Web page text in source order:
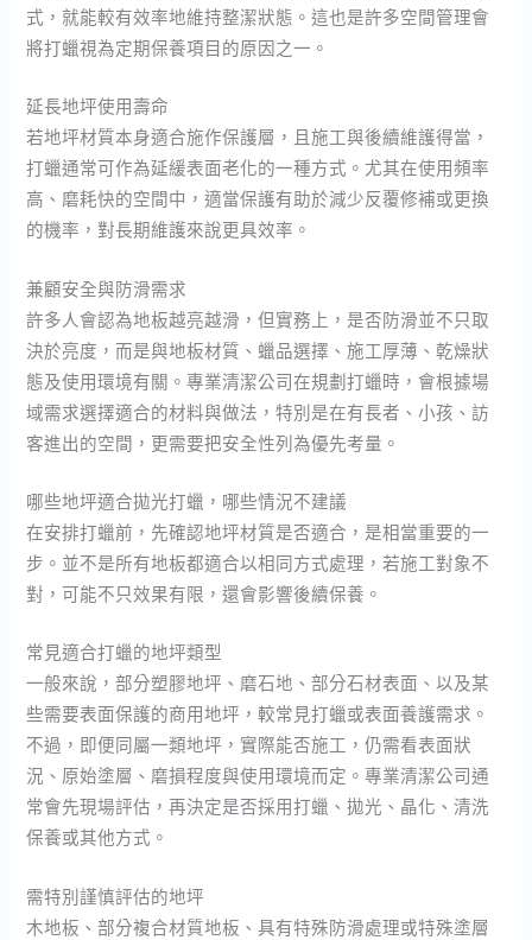
式，就能較有效率地維持整潔狀態。這也是許多空間管理會
將打蠟視為定期保養項目的原因之一。
延長地坪使用壽命
若地坪材質本身適合施作保護層，且施工與後續維護得當，
打蠟通常可作為延緩表面老化的一種方式。尤其在使用頻率
高、磨耗快的空間中，適當保護有助於減少反覆修補或更換
的機率，對長期維護來說更具效率。
兼顧安全與防滑需求
許多人會認為地板越亮越滑，但實務上，是否防滑並不只取
決於亮度，而是與地板材質、蠟品選擇、施工厚薄、乾燥狀
態及使用環境有關。專業清潔公司在規劃打蠟時，會根據場
域需求選擇適合的材料與做法，特別是在有長者、小孩、訪
客進出的空間，更需要把安全性列為優先考量。
哪些地坪適合拋光打蠟，哪些情況不建議
在安排打蠟前，先確認地坪材質是否適合，是相當重要的一
步。並不是所有地板都適合以相同方式處理，若施工對象不
對，可能不只效果有限，還會影響後續保養。
常見適合打蠟的地坪類型
一般來說，部分塑膠地坪、磨石地、部分石材表面、以及某
些需要表面保護的商用地坪，較常見打蠟或表面養護需求。
不過，即便同屬一類地坪，實際能否施工，仍需看表面狀
況、原始塗層、磨損程度與使用環境而定。專業清潔公司通
常會先現場評估，再決定是否採用打蠟、拋光、晶化、清洗
保養或其他方式。
需特別謹慎評估的地坪
木地板、部分複合材質地板、具有特殊防滑處理或特殊塗層